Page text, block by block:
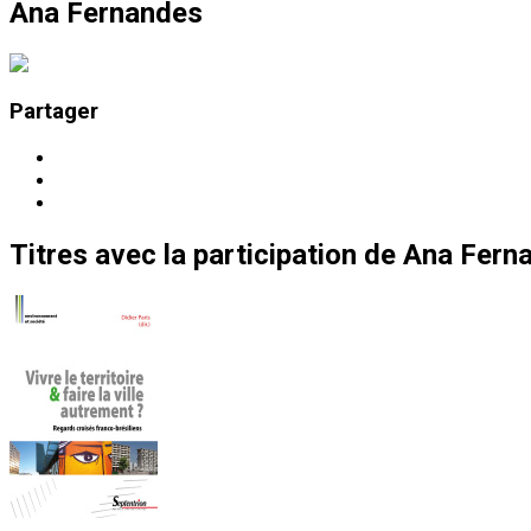
Ana Fernandes
Partager
Titres avec la participation de Ana